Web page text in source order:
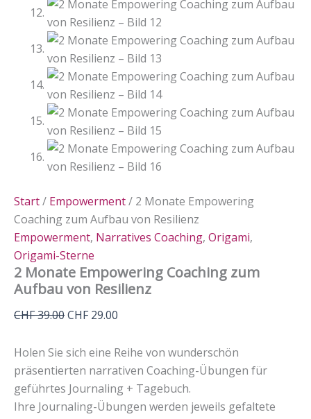
Start/ Empowerment/ 2 Monate Empowering
Coaching zum Aufbau von Resilienz
Empowerment, Narratives Coaching, Origami,
Origami-Sterne
2 Monate Empowering Coaching zum
Aufbau von Resilienz
CHF39.00Ursprünglicher
war:
CHF 39.00
CHF 29.00
ist:
CHF 29.00.
Holen Sie sich eine Reihe von wunderschön
präsentierten narrativen Coaching-Übungen für
geführtes Journaling + Tagebuch.
Ihre Journaling-Übungen werden jeweils gefaltete